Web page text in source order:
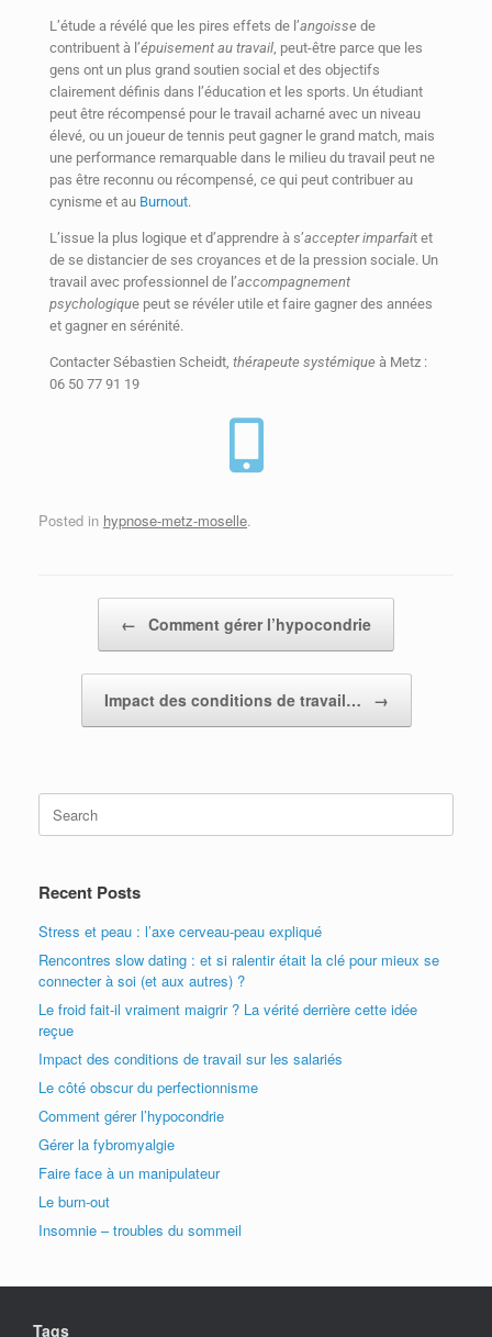
L’étude a révélé que les pires effets de l’angoisse de
contribuent à l’épuisement au travail , peut-être parce que les
gens ont un plus grand soutien social et des objectifs
clairement définis dans l’éducation et les sports. Un étudiant
peut être récompensé pour le travail acharné avec un niveau
élevé, ou un joueur de tennis peut gagner le grand match, mais
une performance remarquable dans le milieu du travail peut ne
pas être reconnu ou récompensé, ce qui peut contribuer au
cynisme et au Burnout.
L’issue la plus logique et d’apprendre à s’accepter imparfait et
de se distancier de ses croyances et de la pression sociale. Un
travail avec professionnel de l’accompagnement
psychologique peut se révéler utile et faire gagner des années
et gagner en sérénité.
Contacter Sébastien Scheidt, thérapeute systémique à Metz :
06 50 77 91 19
Posted in hypnose-metz-moselle.
← Comment gérer l’hypocondrie
Impact des conditions de travail… →
Recent Posts
Stress et peau : l’axe cerveau-peau expliqué
Rencontres slow dating : et si ralentir était la clé pour mieux se
connecter à soi (et aux autres) ?
Le froid fait-il vraiment maigrir ? La vérité derrière cette idée
reçue
Impact des conditions de travail sur les salariés
Le côté obscur du perfectionnisme
Comment gérer l’hypocondrie
Gérer la fybromyalgie
Faire face à un manipulateur
Le burn-out
Insomnie – troubles du sommeil
Tags